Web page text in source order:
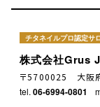
チタネイルプロ認定サ
株式会社Grus
〒5700025 大阪
tel. 06-6994-0801